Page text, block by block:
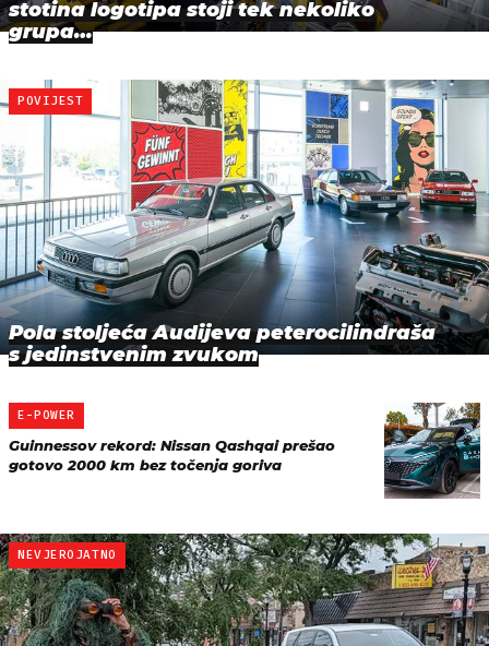
stotina logotipa stoji tek nekoliko
grupa…
POVIJEST
Pola stoljeća Audijeva peterocilindraša
s jedinstvenim zvukom
E-POWER
Guinnessov rekord: Nissan Qashqai prešao
gotovo 2000 km bez točenja goriva
NEVJEROJATNO